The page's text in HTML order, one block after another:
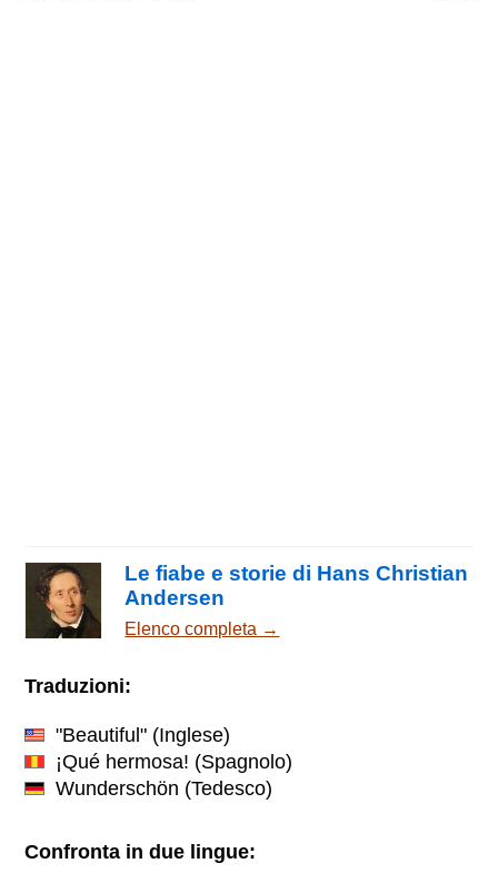
Le fiabe e storie di Hans Christian
Andersen
Elenco completa →
Traduzioni:
"Beautiful" (Inglese)
¡Qué hermosa! (Spagnolo)
Wunderschön (Tedesco)
Confronta in due lingue: